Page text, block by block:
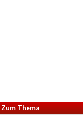
Zum Thema